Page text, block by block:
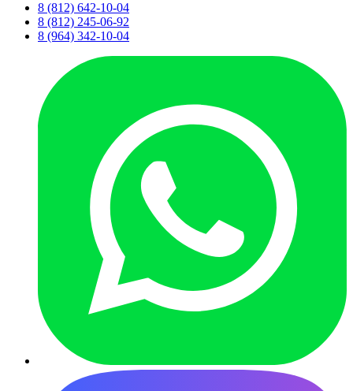
8 (812) 642-10-04
8 (812) 245-06-92
8 (964) 342-10-04